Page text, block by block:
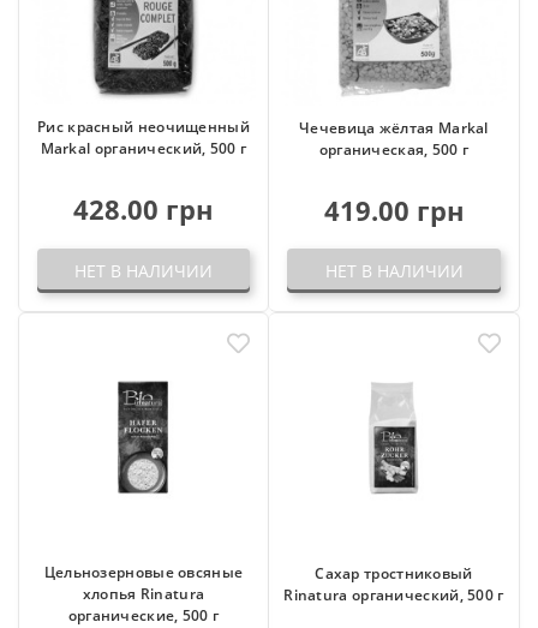
Рис красный неочищенный
Markal органический, 500 г
428.00 грн
НЕТ В НАЛИЧИИ
Чечевица жёлтая Markal
органическая, 500 г
419.00 грн
НЕТ В НАЛИЧИИ
Цельнозерновые овсяные
хлопья Rinatura
органические, 500 г
Сахар тростниковый
Rinatura органический, 500 г